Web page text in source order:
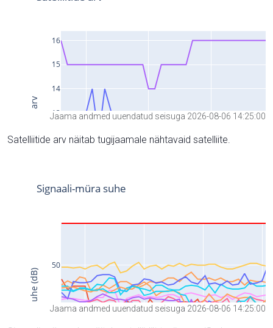
Jaama andmed uuendatud seisuga 2026-08-06 14:25:00
Satelliitide arv näitab tugijaamale nähtavaid satelliite.
Jaama andmed uuendatud seisuga 2026-08-06 14:25:00